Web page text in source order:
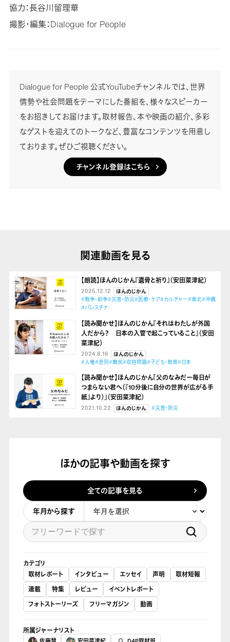
協力：長谷川留理華
撮影・編集：Dialogue for People
Dialogue for People 公式YouTubeチャンネルでは、世界
情勢や社会問題をテーマにした番組を、様々なスピーカー
をお招きしてお届けます。取材報告、本や映画の紹介、多彩
なゲストを迎えてのトークなど、豊富なコンテンツを用意し
ております。ぜひご視聴ください。
チャンネル登録はこちら
関連動画を見る
【朗読】ほんのじかん『遺骨と祈り』（安田菜津紀）
2025.12.12
ほんのじかん
#戦争・紛争#災害・防災#医療・ケア#カルチャー#東北#沖縄
#パレスチナ
【読み聞かせ】ほんのじかん『それはわたしが外国
人だから？ 日本の入管で起こっていること』（安田
菜津紀）
2024.8.16
ほんのじかん
#人権#差別#難民#収容問題#子ども・教育#日本
【読み聞かせ】ほんのじかん「父のなみだー毎日が
つまらない君へ（『10分後に自分の世界が広がる手
紙』より）」（安田菜津紀）
2021.10.22 ほんのじかん #災害・防災
ほかの記事や動画を探す
全ての記事を見る
年月から探す
カテゴリ
取材レポート
インタビュー エッセイ 声明
取材短報
連載
特集 レビュー
イベントレポート
フォトストーリーズ
フリーマガジン 動画
所属ジャーナリスト